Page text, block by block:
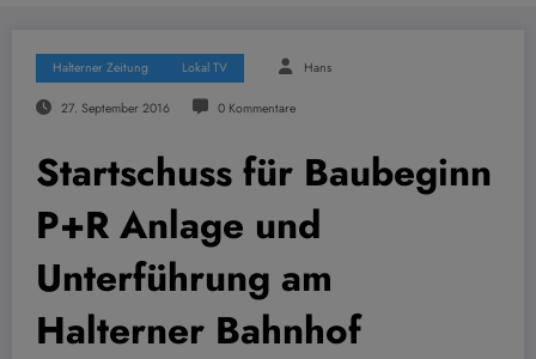
Halterner Zeitung Lokal TV Hans
27. September 2016 0 Kommentare
Startschuss für Baubeginn
P+R Anlage und
Unterführung am
Halterner Bahnhof